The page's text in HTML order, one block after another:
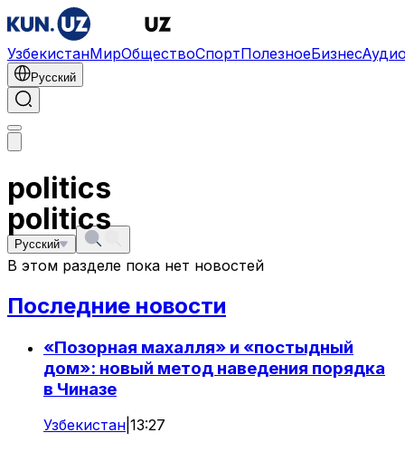
УзбекистанМирОбществоСпортПолезноеБизнес
Русский
politics
Русский
politics
В этом разделе пока нет новостей
Последние новости
«Позорная махалля» и «постыдный
дом»: новый метод наведения порядка
в Чиназе
Узбекистан 13:27